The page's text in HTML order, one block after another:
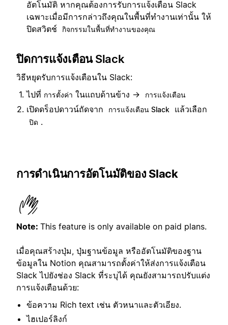
อัตโนมัติ หากคุณต้องการรับการแจ้งเตือน Slack
เฉพาะเมื่อมีการกล่าวถึงคุณในพื้นที่ทำงานเท่านั้น ให้
ปิดสวิตช์
กิจกรรมในพื้นที่ทำงานของคุณ
ปิดการแจ้งเตือน Slack
วิธีหยุดรับการแจ้งเตือนใน Slack:
ไปที่ การตั้งค่า ในแถบด้านข้าง → การแจ้งเตือน
เปิดดร็อปดาวน์ถัดจาก การแจ้งเตือน Slack แล้วเลือก
ปิด .
การดำเนินการอัตโนมัติของ Slack
Note: This feature is only available on paid plans.
เมื่อคุณสร้างปุ่ม, ปุ่มฐานข้อมูล หรืออัตโนมัติของฐาน
ข้อมูลใน Notion คุณสามารถตั้งค่าให้ส่งการแจ้งเตือน
Slack ไปยังช่อง Slack ที่ระบุได้ คุณยังสามารถปรับแต่ง
การแจ้งเตือนด้วย:
ข้อความ Rich text เช่น ตัวหนาและตัวเอียง.
ไฮเปอร์ลิงก์